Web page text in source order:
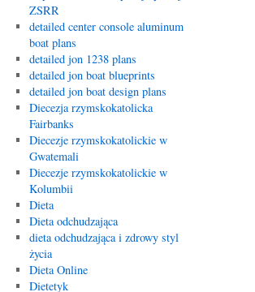
ZSRR
detailed center console aluminum
boat plans
detailed jon 1238 plans
detailed jon boat blueprints
detailed jon boat design plans
Diecezja rzymskokatolicka
Fairbanks
Diecezje rzymskokatolickie w
Gwatemali
Diecezje rzymskokatolickie w
Kolumbii
Dieta
Dieta odchudzająca
dieta odchudzająca i zdrowy styl
życia
Dieta Online
Dietetyk